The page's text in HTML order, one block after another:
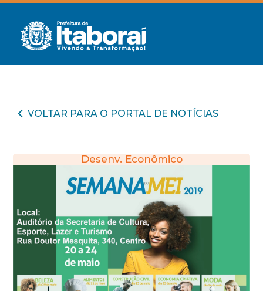
VOLTAR PARA O PORTAL DE NOTÍCIAS
Desenv. Econômico